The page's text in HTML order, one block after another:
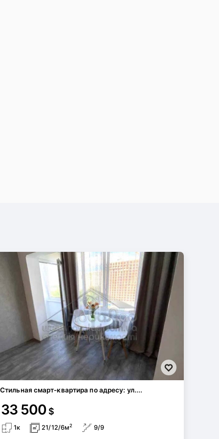
Стильная смарт-квартира по адресу: ул....
33 500 $
1к 21/12/6м2 9/9